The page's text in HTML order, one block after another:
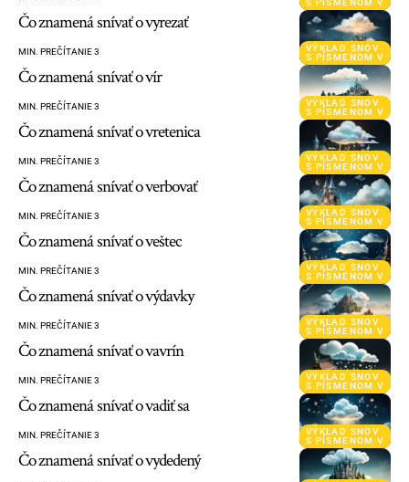
S PÍSMENOM V
VÝKLAD SNOV
S PÍSMENOM V
Čo znamená snívať o vyrezať
MIN. PREČÍTANIE 3
VÝKLAD SNOV
S PÍSMENOM V
Čo znamená snívať o vír
MIN. PREČÍTANIE 3
VÝKLAD SNOV
S PÍSMENOM V
Čo znamená snívať o vretenica
MIN. PREČÍTANIE 3
VÝKLAD SNOV
S PÍSMENOM V
Čo znamená snívať o verbovať
MIN. PREČÍTANIE 3
VÝKLAD SNOV
S PÍSMENOM V
Čo znamená snívať o veštec
MIN. PREČÍTANIE 3
VÝKLAD SNOV
S PÍSMENOM V
Čo znamená snívať o výdavky
MIN. PREČÍTANIE 3
VÝKLAD SNOV
S PÍSMENOM V
Čo znamená snívať o vavrín
MIN. PREČÍTANIE 3
VÝKLAD SNOV
S PÍSMENOM V
Čo znamená snívať o vadiť sa
MIN. PREČÍTANIE 3
Čo znamená snívať o vydedený